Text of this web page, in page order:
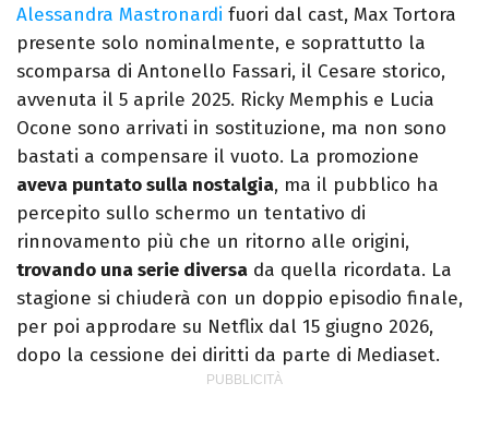
Alessandra Mastronardi fuori dal cast, Max Tortora
presente solo nominalmente, e soprattutto la
scomparsa di Antonello Fassari, il Cesare storico,
avvenuta il 5 aprile 2025. Ricky Memphis e Lucia
Ocone sono arrivati in sostituzione, ma non sono
bastati a compensare il vuoto. La promozione
aveva puntato sulla nostalgia, ma il pubblico ha
percepito sullo schermo un tentativo di
rinnovamento più che un ritorno alle origini,
trovando una serie diversa da quella ricordata. La
stagione si chiuderà con un doppio episodio finale,
per poi approdare su Netflix dal 15 giugno 2026,
dopo la cessione dei diritti da parte di Mediaset.